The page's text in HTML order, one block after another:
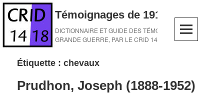
Skip
content
Témoignages de 1914-1918
DICTIONNAIRE ET GUIDE DES TÉMOINS DE LA
GRANDE GUERRE, PAR LE CRID 14-18
Étiquette :chevaux
Prudhon, Joseph (1888-1952)